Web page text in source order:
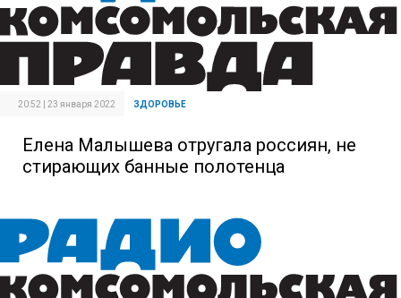
20:52 | 23 января 2022 ЗДОРОВЬЕ
Елена Малышева отругала россиян, не
стирающих банные полотенца